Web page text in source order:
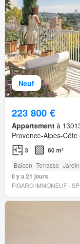
Neuf
223 800 €
Appartement à
Provence-Alpes-Côte
3 60 m²
Balcon Terrasse Jardin
Il y a 21 jours
FIGARO IMMONEUF -